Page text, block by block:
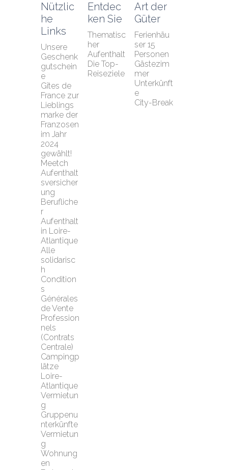
Nützlic
he
Links
Unsere
Geschenk
gutschein
e
Gîtes de
France zur
Lieblings
marke der
Franzosen
im Jahr
2024
gewählt!
Meetch
Aufenthalt
sversicher
ung
Berufliche
r
Aufenthalt
in Loire-
Atlantique
Alle
solidarisc
h
Condition
s
Générales
de Vente
Profession
nels
(Contrats
Centrale)
Campingp
lätze
Loire-
Atlantique
Vermietun
g
Gruppenu
nterkünfte
Vermietun
g
Wohnung
en
Entdec
ken Sie
Thematisc
her
Aufenthalt
Die Top-
Reiseziele
Art der
Güter
Ferienhäu
ser 15
Personen
Gästezim
mer
Unterkünft
e
City-Break